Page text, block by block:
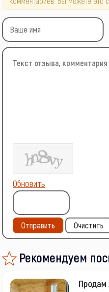
Обновить
Отправить Очистить
Рекомендуем
Продам